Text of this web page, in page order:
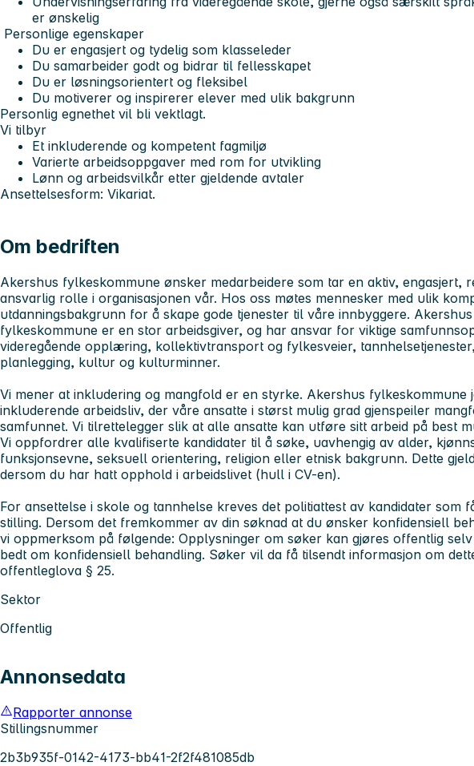
er ønskelig
Personlige egenskaper
Du er engasjert og tydelig som klasseleder
Du samarbeider godt og bidrar til fellesskapet
Du er løsningsorientert og fleksibel
Du motiverer og inspirerer elever med ulik bakgrunn
Personlig egnethet vil bli vektlagt.
Vi tilbyr
Et inkluderende og kompetent fagmiljø
Varierte arbeidsoppgaver med rom for utvikling
Lønn og arbeidsvilkår etter gjeldende avtaler
Ansettelsesform: Vikariat.
Om bedriften
Akershus fylkeskommune ønsker medarbeidere som tar en aktiv, engasjert,
ansvarlig rolle i organisasjonen vår. Hos oss møtes mennesker med ulik
utdanningsbakgrunn for å skape gode tjenester til våre innbyggere. Akershus
fylkeskommune er en stor arbeidsgiver, og har ansvar for viktige
videregående opplæring, kollektivtransport og fylkesveier,
planlegging, kultur og kulturminner.
Vi mener at inkludering og mangfold er en styrke. Akershus fylkeskommune
inkluderende arbeidsliv, der våre ansatte i størst mulig grad gjenspeiler
samfunnet. Vi tilrettelegger slik at alle ansatte kan utføre sitt arbeid på best
Vi oppfordrer alle kvalifiserte kandidater til å søke, uavhengig av alder,
funksjonsevne, seksuell orientering, religion eller etnisk bakgrunn. Dette
dersom du har hatt opphold i arbeidslivet (hull i CV-en).
For ansettelse i skole og tannhelse kreves det politiattest av kandidater som
stilling. Dersom det fremkommer av din søknad at du ønsker konfidensiell
vi oppmerksom på følgende: Opplysninger om søker kan gjøres offentlig
bedt om konfidensiell behandling. Søker vil da få tilsendt informasjon om
offentleglova § 25.
Sektor
Offentlig
Annonsedata
Rapporter annonse
Stillingsnummer
2b3b935f-0142-4173-bb41-2f2f481085db